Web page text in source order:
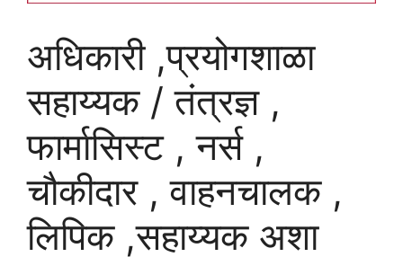
अधिकारी ,प्रयोगशाळा
सहाय्यक / तंत्रज्ञ ,
फार्मासिस्ट , नर्स ,
चौकीदार , वाहनचालक ,
लिपिक ,सहाय्यक अशा